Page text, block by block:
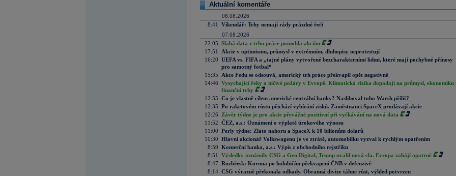
Aktuální komentáře
08.08.2026
8:41
Víkendář: Trhy nemají rády prázdné řeči
07.08.2026
22:05 Slabá data z trhu práce pomohla akciím
17:51
Akcie v optimismu, průmysl v extrémním, dluhopisy neprotestují
16:20 UEFA vs. FIFA a „tajné plány vytvořené bezcharakterními lidmi, které mají pochybné přínosy
pro samotný fotbal“
15:35
Akce Fedu se odsouvá, americký trh práce překvapil opět negativně
14:46 Vysychající řeky a ničivé požáry v Evropě. Klimatická rizika dopadají na průmysl, ekonomiku
finanční trhy
12:55 Co je vlastně cílem americké centrální banky? Nasliboval toho Warsh příliš?
12:35 Po raketovém růstu přichází vybírání zisků. Zaměstnanci SpaceX prodávají akcie
12:26
Závěr týdne je pro akcie převážně pozitivní při vyčkávání na nová data
11:52 ČEZ, a.s.: Oznámení o výplatě úrokového výnosu
11:00 Perly týdne: Zlato nahoru a SpaceX k 10 bilionům dolarů
10:30 Hlavní akcionář Volkswagenu je ve ztrátě, automobilku vyzval k rychlým opatřením
8:59 Komerční banka, a.s.: Výpis z obchodního rejstříku
8:51
Výsledky oznámily CSG a Gen Digital, Trump uvalil nová cla. Evropa zahájí opatrně
8:47 Rozbřesk: Koruna po holubičím překvapení ČNB v defenzivě
8:14 CSG výrazně překonala odhady. Obranná divize táhne růst, výhled potvrzen